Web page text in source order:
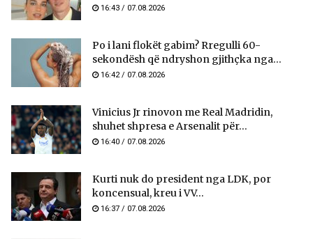
16:43 / 07.08.2026
Po i lani flokët gabim? Rregulli 60-
sekondësh që ndryshon gjithçka nga...
16:42 / 07.08.2026
Vinicius Jr rinovon me Real Madridin,
shuhet shpresa e Arsenalit për...
16:40 / 07.08.2026
Kurti nuk do president nga LDK, por
koncensual, kreu i VV...
16:37 / 07.08.2026